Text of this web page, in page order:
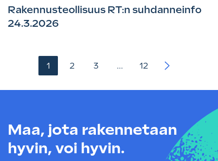
Rakennusteollisuus RT:n suhdanneinfo
24.3.2026
Artikkelien
sivutus
1 2 3 … 12
Maa, jota rakennetaan
hyvin, voi hyvin.